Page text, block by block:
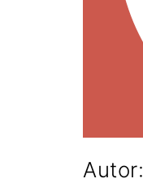
Autor: